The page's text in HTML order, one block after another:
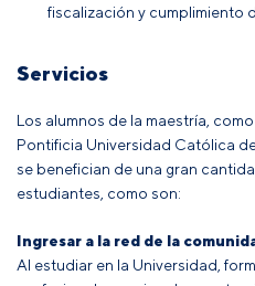
fiscalización y cumplimiento
Servicios
Los alumnos de la maestría,
Pontificia Universidad Católica
se benefician de una gran
estudiantes, como son:
Ingresar a la red de la
Al estudiar en la Universidad,